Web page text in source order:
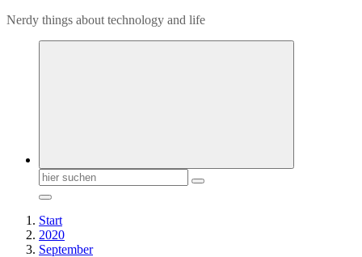
Nerdy things about technology and life
Suchen
nach:
Start
2020
September